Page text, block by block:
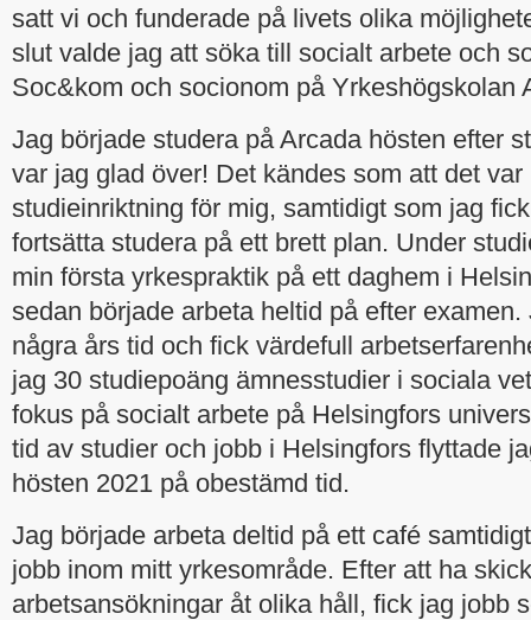
satt vi och funderade på livets olika
slut valde jag att söka till socialt arbete och
Soc&kom och socionom på Yrkeshögskolan
Jag började studera på Arcada hösten efter
var jag glad över! Det kändes som att det var
studieinriktning för mig, samtidigt som jag
fortsätta studera på ett brett plan. Under
min första yrkespraktik på ett daghem i
sedan började arbeta heltid på efter
några års tid och fick värdefull
jag 30 studiepoäng ämnesstudier i sociala
fokus på socialt arbete på Helsingfors
tid av studier och jobb i Helsingfors flyttade
hösten 2021 på obestämd tid.
Jag började arbeta deltid på ett café
jobb inom mitt yrkesområde. Efter att ha
arbetsansökningar åt olika håll, fick jag jobb